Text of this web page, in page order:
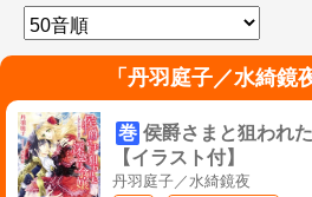
「 丹羽庭子／水綺鏡
巻 侯爵さまと狙われ
【イラスト付】
丹羽庭子／水綺鏡夜